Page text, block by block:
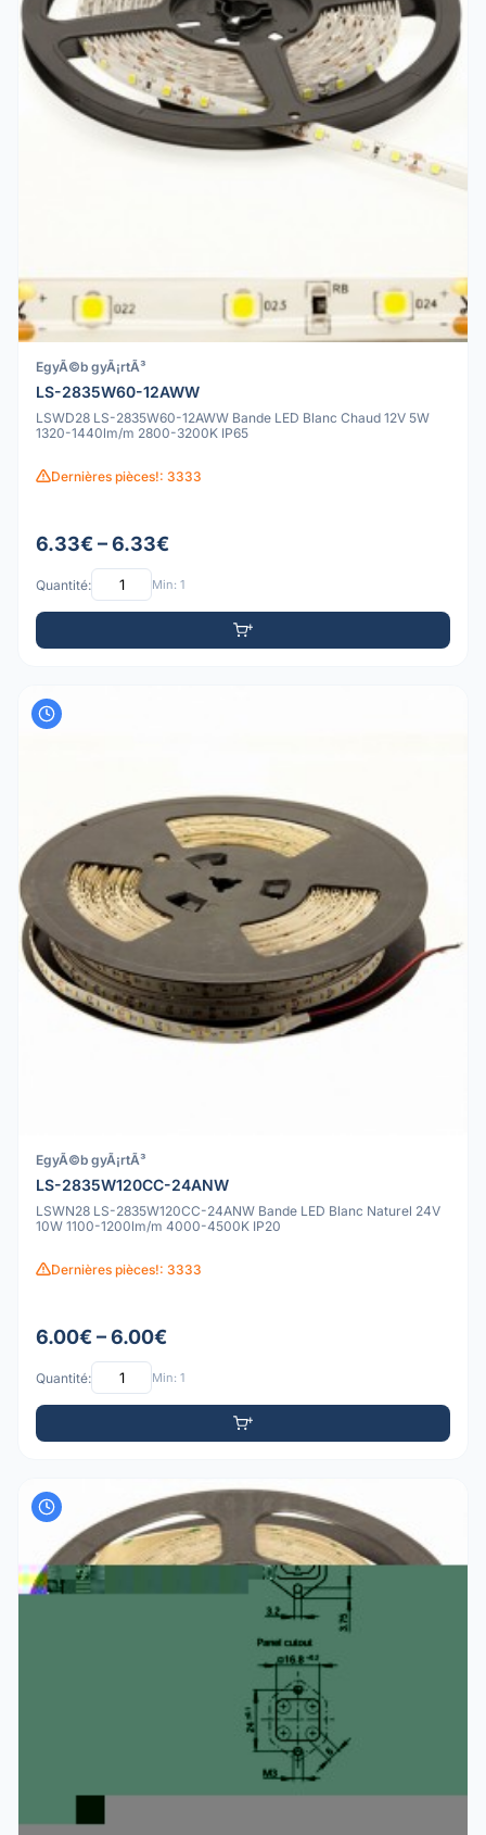
EgyÃ©b gyÃ¡rtÃ³
LS-2835W60-12AWW
LSWD28 LS-2835W60-12AWW Bande LED Blanc Chaud 12V 5W
1320-1440lm/m 2800-3200K IP65
Dernières pièces!: 3333
6.33€ – 6.33€
Quantité: Min: 1
EgyÃ©b gyÃ¡rtÃ³
LS-2835W120CC-24ANW
LSWN28 LS-2835W120CC-24ANW Bande LED Blanc Naturel 24V
10W 1100-1200lm/m 4000-4500K IP20
Dernières pièces!: 3333
6.00€ – 6.00€
Quantité: Min: 1